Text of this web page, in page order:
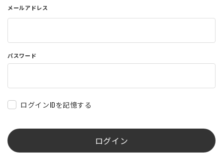
コーポレートサイト
利用規約
商品レビュー利用規約
プライバシーポリシー
メールアドレス
パスワード
ログインIDを記憶する
ログイン